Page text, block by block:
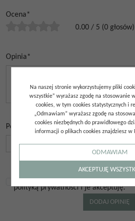
Ocena*
0.00 / 5 (0 głosów)
Opinia*
Podpis
polityką prywatności i je akceptuję.
Na naszej stronie wykorzystujemy pliki
wszystkie” wyrażasz zgodę na stosowanie
cookies, w tym cookies statystycznych i
„Odmawiam” wyrażasz zgodę na
cookies niezbędnych do prawidłowego
informacji o plikach cookies znajdziesz w
ODMAWIAM
AKCEPTUJĘ